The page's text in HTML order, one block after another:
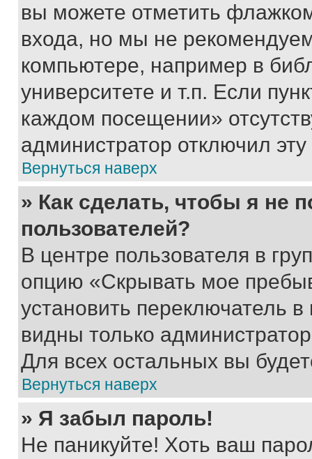
вы можете отметить
входа, но мы не
компьютере, например в
университете и т.п. Если
каждом посещении»
администратор отключил
Вернуться наверх
» Как сделать, чтобы я не
пользователей?
В центре пользователя в
опцию «Скрывать мое
установить переключатель
видны только
Для всех остальных вы
Вернуться наверх
» Я забыл пароль!
Не паникуйте! Хоть ваш